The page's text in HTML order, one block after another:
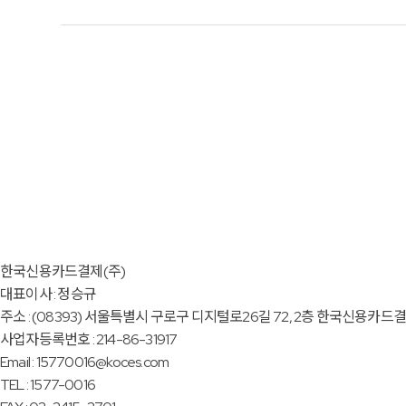
한국신용카드결제(주)
대표이사 : 정승규
주소 : (08393) 서울특별시 구로구 디지털로26길 72, 2층 한국신용카드
사업자등록번호 : 214-86-31917
Email : 15770016@koces.com
TEL : 1577-0016